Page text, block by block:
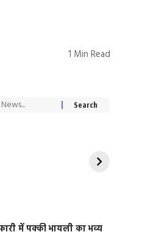
1 Min Read
रोज एक कच्चे लहसुन